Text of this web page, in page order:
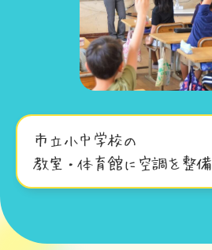
市立小中学校の
教室・体育館に空調を整備